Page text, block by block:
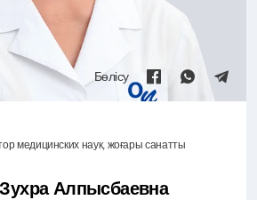
медицинских наук, жоғары санатты
Алпысбаевна
Бөлісу